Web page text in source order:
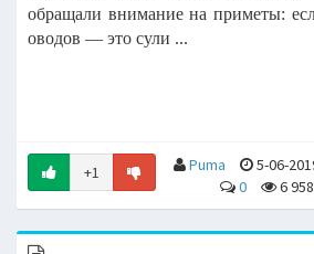
обращали внимание на приметы:
оводов — это сули ...
+1 Puma
5-06-
0
6 958